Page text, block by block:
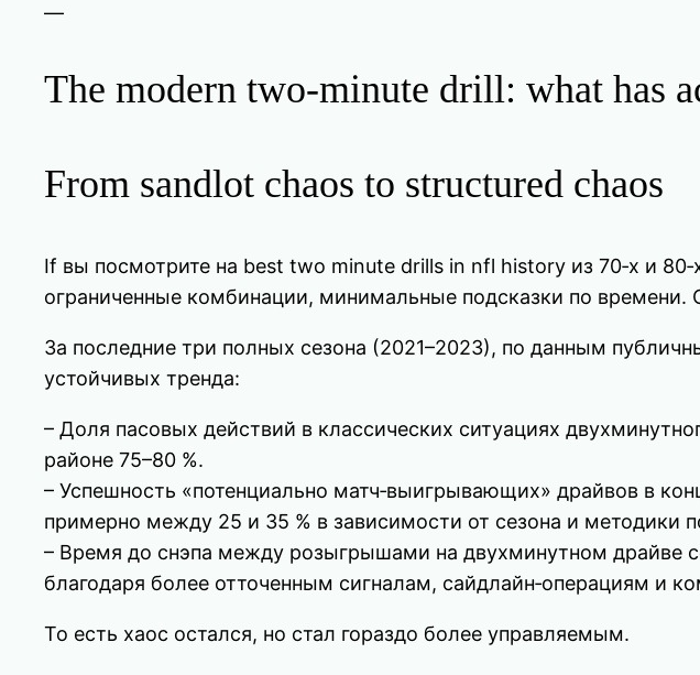
—
The modern two-minute drill: what has
From sandlot chaos to structured chaos
If вы посмотрите на best two minute drills in nfl history из 70‑х и
ограниченные комбинации, минимальные подсказки по времени.
За последние три полных сезона (2021–2023), по данным
устойчивых тренда:
– Доля пасовых действий в классических ситуациях
районе 75–80 %.
– Успешность «потенциально матч‑выигрывающих» драйвов в
примерно между 25 и 35 % в зависимости от сезона и методики
– Время до снэпа между розыгрышами на двухминутном драйве
благодаря более отточенным сигналам, сайдлайн‑операциям и
То есть хаос остался, но стал гораздо более управляемым.